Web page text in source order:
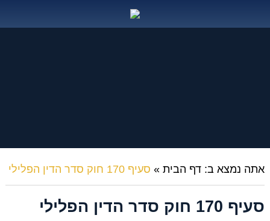
אתה נמצא ב: דף הבית» סעיף 170 חוק סדר הדין הפלילי
סעיף 170 חוק סדר הדין הפלילי